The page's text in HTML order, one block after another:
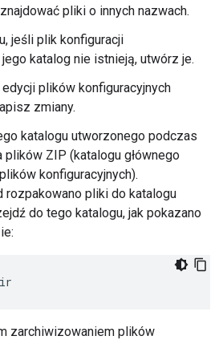
pliki o innych nazwach.
jeśli plik konfiguracji
katalog nie istnieją, utwórz je.
plików konfiguracyjnych
zmiany.
katalogu utworzonego podczas
plików ZIP (katalogu głównego
konfiguracyjnych).
rozpakowano pliki do katalogu
do tego katalogu, jak pokazano
zarchiwizowaniem plików